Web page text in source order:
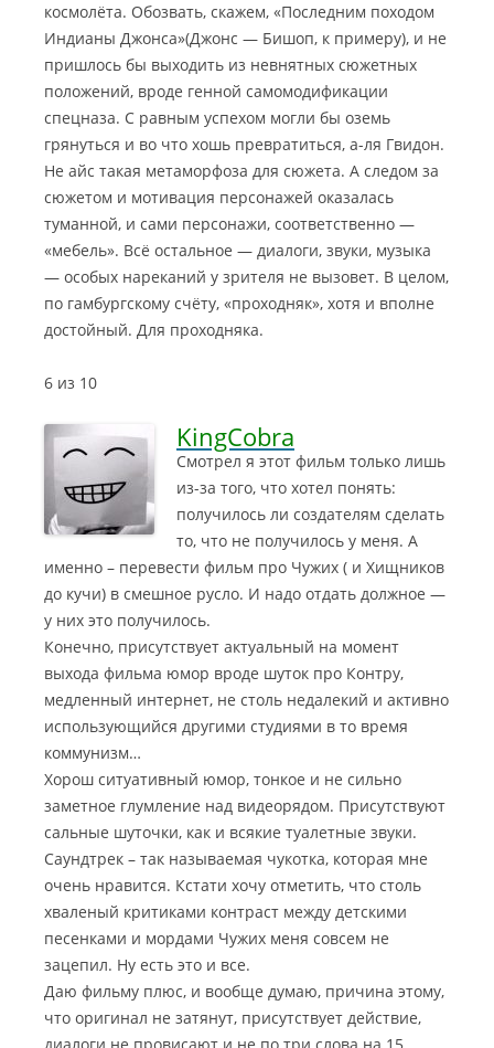
космолёта. Обозвать, скажем, «Последним походом
Индианы Джонса»(Джонс — Бишоп, к примеру), и не
пришлось бы выходить из невнятных сюжетных
положений, вроде генной самомодификации
спецназа. С равным успехом могли бы оземь
грянуться и во что хошь превратиться, а-ля Гвидон.
Не айс такая метаморфоза для сюжета. А следом за
сюжетом и мотивация персонажей оказалась
туманной, и сами персонажи, соответственно —
«мебель». Всё остальное — диалоги, звуки, музыка
— особых нареканий у зрителя не вызовет. В целом,
по гамбургскому счёту, «проходняк», хотя и вполне
достойный. Для проходняка.
6 из 10
KingCobra
Смотрел я этот фильм только лишь
из-за того, что хотел понять:
получилось ли создателям сделать
то, что не получилось у меня. А
именно – перевести фильм про Чужих ( и Хищников
до кучи) в смешное русло. И надо отдать должное —
у них это получилось.
Конечно, присутствует актуальный на момент
выхода фильма юмор вроде шуток про Контру,
медленный интернет, не столь недалекий и активно
использующийся другими студиями в то время
коммунизм…
Хорош ситуативный юмор, тонкое и не сильно
заметное глумление над видеорядом. Присутствуют
сальные шуточки, как и всякие туалетные звуки.
Саундтрек – так называемая чукотка, которая мне
очень нравится. Кстати хочу отметить, что столь
хваленый критиками контраст между детскими
песенками и мордами Чужих меня совсем не
зацепил. Ну есть это и все.
Даю фильму плюс, и вообще думаю, причина этому,
что оригинал не затянут, присутствует действие,